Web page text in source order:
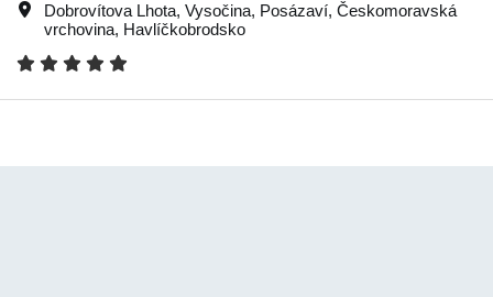
Dobrovítova Lhota, Vysočina, Posázaví, Českomoravská
vrchovina, Havlíčkobrodsko